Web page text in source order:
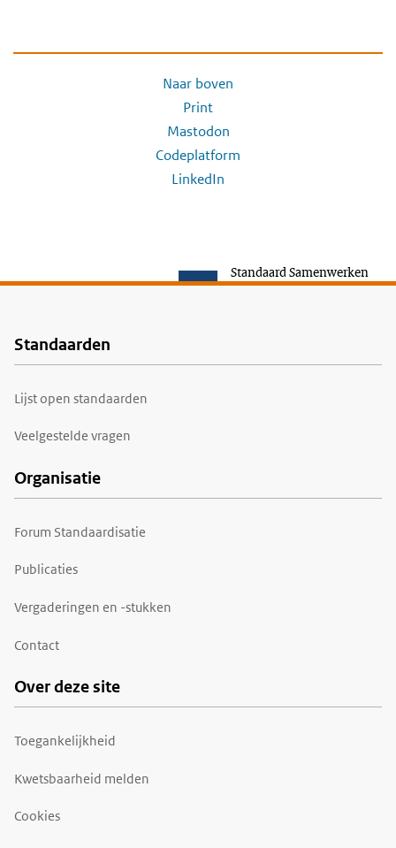
Naar boven
Print
Mastodon
Codeplatform
LinkedIn
Standaard Samenwerken
Voet
Standaarden
Lijst open standaarden
Veelgestelde vragen
Organisatie
Forum Standaardisatie
Publicaties
Vergaderingen en -stukken
Contact
Over deze site
Toegankelijkheid
Kwetsbaarheid melden
Cookies